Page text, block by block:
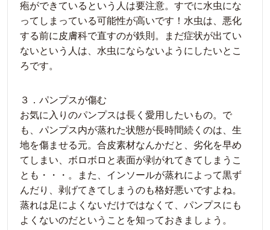
疱ができているという人は要注意。すでに水虫にな
ってしまっている可能性が高いです！水虫は、悪化
する前に皮膚科で直すのが鉄則。まだ症状が出てい
ないという人は、水虫にならないようにしたいとこ
ろです。
３．パンプスが傷む
お気に入りのパンプスは長く愛用したいもの。で
も、パンプス内が蒸れた状態が長時間続くのは、生
地を傷ませる元。合皮素材なんかだと、劣化を早め
てしまい、ボロボロと表面が剥がれてきてしまうこ
とも・・・。また、インソールが蒸れによって黒ず
んだり、剥げてきてしまうのも格好悪いですよね。
蒸れは足によくないだけではなくて、パンプスにも
よくないのだということを知っておきましょう。